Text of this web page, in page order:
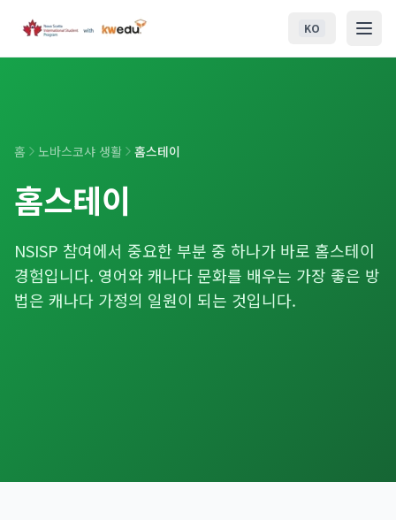
KO
홈 노바스코샤 생활 홈스테이
홈스테이
NSISP 참여에서 중요한 부분 중 하나가 바로 홈스테이
경험입니다. 영어와 캐나다 문화를 배우는 가장 좋은 방
법은 캐나다 가정의 일원이 되는 것입니다.
노바스코샤 생활
입학 안내
문의